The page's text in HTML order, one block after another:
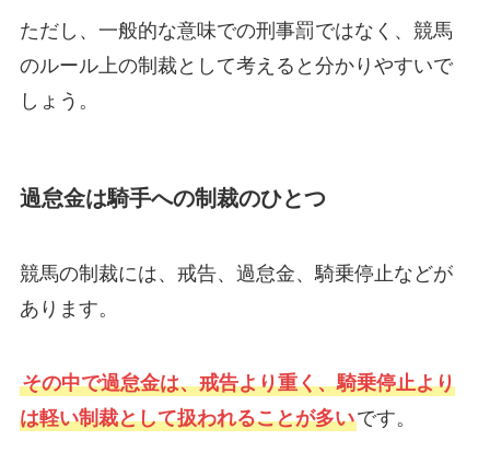
ただし、一般的な意味での刑事罰ではなく、競馬
のルール上の制裁として考えると分かりやすいで
しょう。
過怠金は騎手への制裁のひとつ
競馬の制裁には、戒告、過怠金、騎乗停止などが
あります。
その中で過怠金は、戒告より重く、騎乗停止より
は軽い制裁として扱われることが多いです。